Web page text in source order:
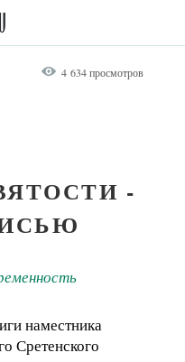
4 634 просмотров
-
наместника
Сретенского